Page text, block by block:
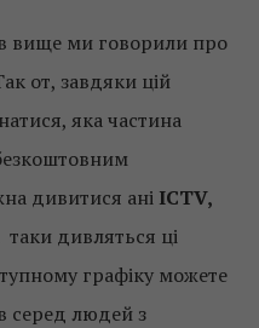
вище ми говорили про
от, завдяки цій
яка частина
дивитися ані ICTV,
таки дивляться ці
графіку можете
серед людей з